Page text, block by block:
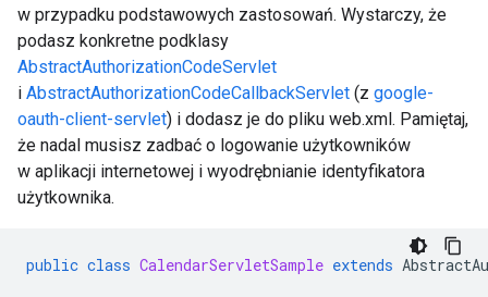
w przypadku podstawowych zastosowań. Wystarczy, że
podasz konkretne podklasy
AbstractAuthorizationCodeServlet
i AbstractAuthorizationCodeCallbackServlet (z google-
oauth-client-servlet) i dodasz je do pliku web.xml. Pamiętaj,
że nadal musisz zadbać o logowanie użytkowników
w aplikacji internetowej i wyodrębnianie identyfikatora
użytkownika.
public class CalendarServletSample extends